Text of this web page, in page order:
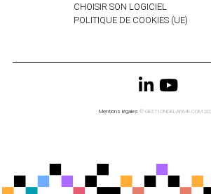
CHOISIR SON LOGICIEL
POLITIQUE DE COOKIES (UE)
Mentions légales © GESTIONDELAPAIE.COM